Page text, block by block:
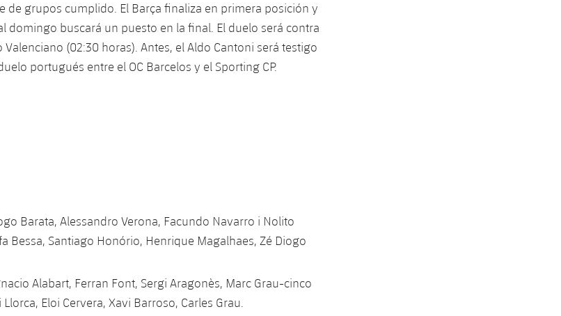
de grupos cumplido. El Barça finaliza en primera posición y
domingo buscará un puesto en la final. El duelo será contra
(02:30 horas). Antes, el Aldo Cantoni será testigo
portugués entre el OC Barcelos y el Sporting CP.
Barata, Alessandro Verona, Facundo Navarro i Nolito
Bessa, Santiago Honório, Henrique Magalhaes, Zé Diogo
Alabart, Ferran Font, Sergi Aragonès, Marc Grau-cinco
Eloi Cervera, Xavi Barroso, Carles Grau.